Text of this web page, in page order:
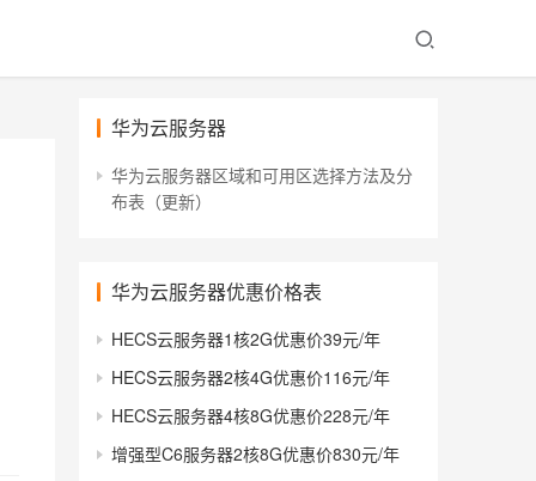
华为云服务器
华为云服务器区域和可用区选择方法及分
布表（更新）
华为云服务器优惠价格表
HECS云服务器1核2G优惠价39元/年
HECS云服务器2核4G优惠价116元/年
HECS云服务器4核8G优惠价228元/年
增强型C6服务器2核8G优惠价830元/年